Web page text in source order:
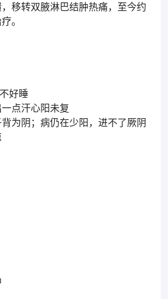
移转双腋淋巴结肿热痛，至今约
。
好睡
点汗心阳未复
为阴；病仍在少阳，进不了厥阴